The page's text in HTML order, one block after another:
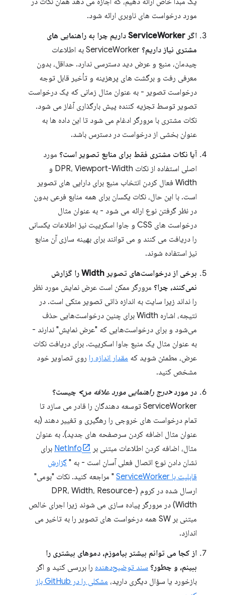
مورد درخواست های ناوبری ارائه شود.
اگر ServiceWorker داریم چرا به راهنمایی های
مشتری نیاز داریم؟
ServiceWorker به اطلاعات
چیدمان، منبع و عرض دید دسترسی ندارد. حداقل، بدون
معرفی رفت و برگشت های پرهزینه و تأخیر قابل توجه
درخواست تصویر - به عنوان مثال زمانی که یک درخواست
تصویر توسط تجزیه کننده پیش بارگذاری آغاز می شود.
نکات مشتری با مرورگر ادغام می شود تا این داده ها به
عنوان بخشی از درخواست در دسترس باشد.
آیا نکات مشتری فقط برای منابع تصویر است؟ مورد
اصلی استفاده از نکات DPR، Viewport-Width و
Width فعال کردن انتخاب منبع برای دارایی های تصویر
است. با این حال، نکات یکسان برای همه منابع فرعی بدون
در نظر گرفتن نوع ارائه می شود - به عنوان مثال
درخواست های CSS و جاوا اسکریپت نیز اطلاعات یکسانی
را دریافت می کنند و می توانند برای بهینه سازی آن منابع
نیز استفاده شوند.
برخی از درخواست‌های تصویر Width را گزارش
نمی‌کنند، چرا؟ مرورگر ممکن است عرض نمایش مورد نظر
را نداند زیرا سایت به اندازه ذاتی تصویر متکی است. در
نتیجه، اشاره Width برای چنین درخواست‌هایی حذف
می‌شود و برای درخواست‌هایی که "عرض نمایش" ندارند -
به عنوان مثال یک منبع جاوا اسکریپت. برای دریافت نکات
عرض، مطمئن شوید که مقدار اندازه را روی تصاویر خود
مشخص کنید.
در مورد<درج راهنمایی مورد علاقه من> چیست؟
ServiceWorker توسعه دهندگان را قادر می سازد تا
تمام درخواست های خروجی را رهگیری و تغییر دهند (به
عنوان مثال اضافه کردن سرصفحه های جدید). به عنوان
مثال، اضافه کردن اطلاعات مبتنی بر
NetInfo برای
نشان دادن نوع اتصال فعلی آسان است - به " گزارش
قابلیت با ServiceWorker
" مراجعه کنید. نکات "بومی"
ارسال شده در کروم (DPR، Width، Resource-
Width) در مرورگر پیاده سازی می شوند زیرا اجرای خالص
مبتنی بر SW همه درخواست های تصویر را به تاخیر می
اندازد.
از کجا می توانم بیشتر بیاموزم، دموهای بیشتری را
ببینم، و چطور؟ سند توضیح‌دهنده را بررسی کنید و اگر
بازخورد یا سؤال دیگری دارید،
مشکلی را در GitHub باز